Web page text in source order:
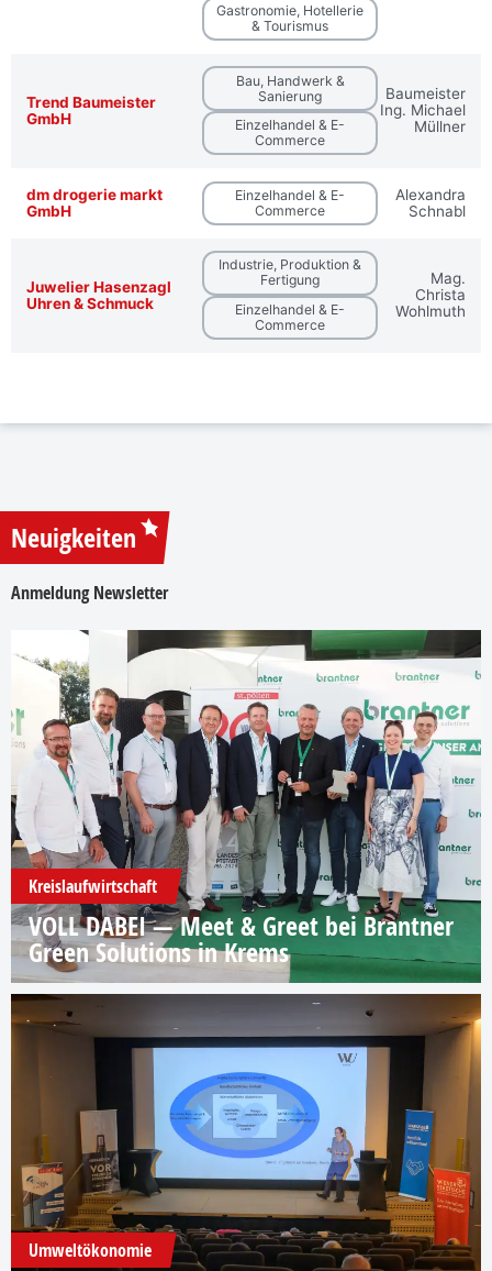
Gastronomie, Hotellerie
& Tourismus
Trend Baumeister
GmbH
Bau, Handwerk &
Sanierung
Einzelhandel & E-
Commerce
Baumeister
Ing. Michael
Müllner
dm drogerie markt
GmbH
Einzelhandel & E-
Commerce
Alexandra
Schnabl
Juwelier Hasenzagl
Uhren & Schmuck
Industrie, Produktion &
Fertigung
Einzelhandel & E-
Commerce
Mag.
Christa
Wohlmuth
Neuigkeiten
Anmeldung Newsletter
Kreislaufwirtschaft
VOLL DABEI — Meet & Greet bei Brantner
Green Solutions in Krems
Umweltökonomie